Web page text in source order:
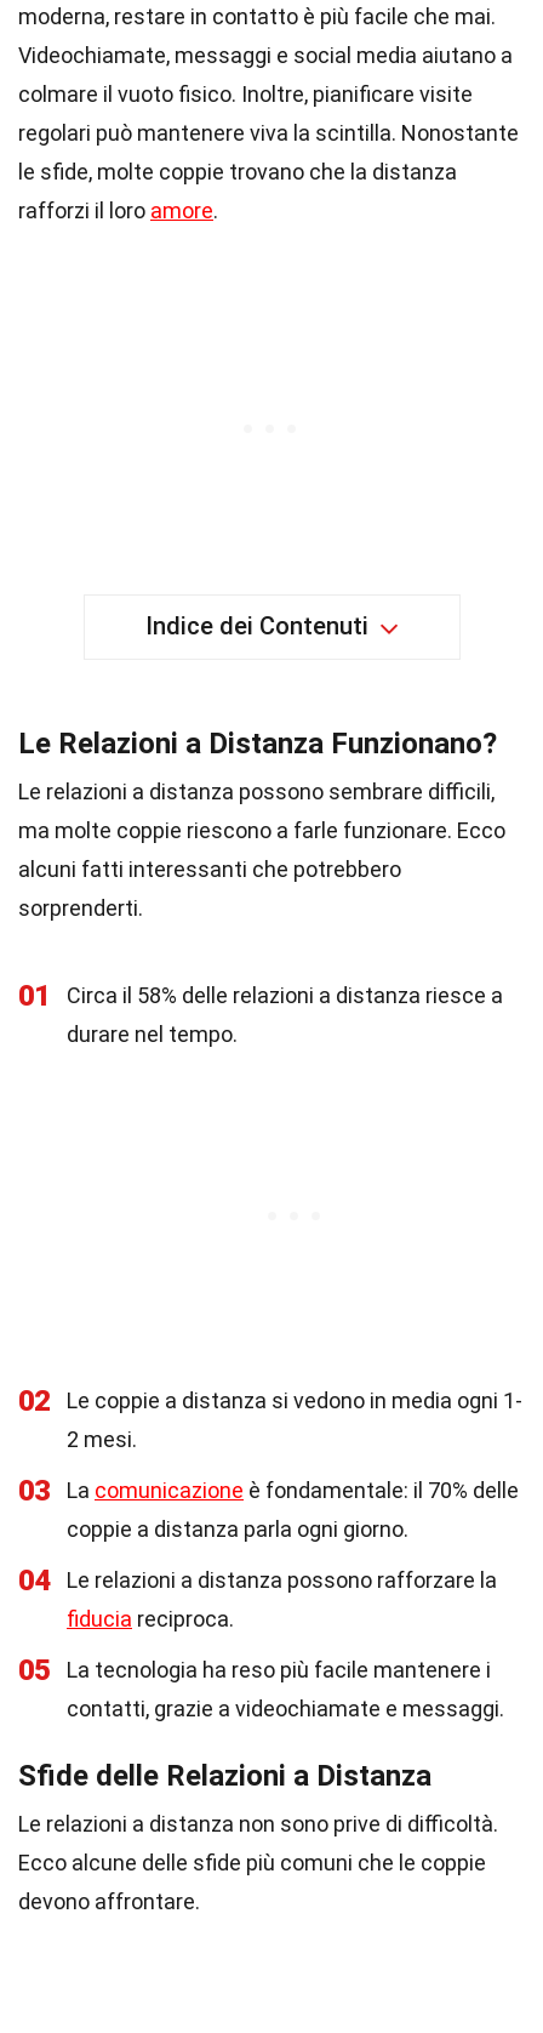
moderna, restare in contatto è più facile che mai.
Videochiamate, messaggi e social media aiutano a
colmare il vuoto fisico. Inoltre, pianificare visite
regolari può mantenere viva la scintilla. Nonostante
le sfide, molte coppie trovano che la distanza
rafforzi il loro amore.
Indice dei Contenuti
Le Relazioni a Distanza Funzionano?
Le relazioni a distanza possono sembrare difficili,
ma molte coppie riescono a farle funzionare. Ecco
alcuni fatti interessanti che potrebbero
sorprenderti.
01
Circa il 58% delle relazioni a distanza riesce a
durare nel tempo.
02
Le coppie a distanza si vedono in media ogni 1-
2 mesi.
03 La comunicazione è fondamentale: il 70% delle
coppie a distanza parla ogni giorno.
04
Le relazioni a distanza possono rafforzare la
fiducia reciproca.
05
La tecnologia ha reso più facile mantenere i
contatti, grazie a videochiamate e messaggi.
Sfide delle Relazioni a Distanza
Le relazioni a distanza non sono prive di difficoltà.
Ecco alcune delle sfide più comuni che le coppie
devono affrontare.